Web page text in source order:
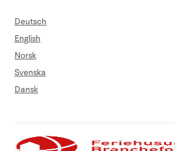
Deutsch
English
Norsk
Svenska
Dansk